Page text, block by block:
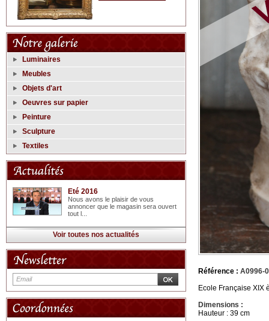
Luminaires
Meubles
Objets d'art
Oeuvres sur papier
Peinture
Sculpture
Textiles
Eté 2016
Nous avons le plaisir de vous
annoncer que le magasin sera ouvert
tout l...
Voir toutes nos actualités
Référence : A0996-
Ecole Française XIX
Dimensions :
Hauteur : 39 cm